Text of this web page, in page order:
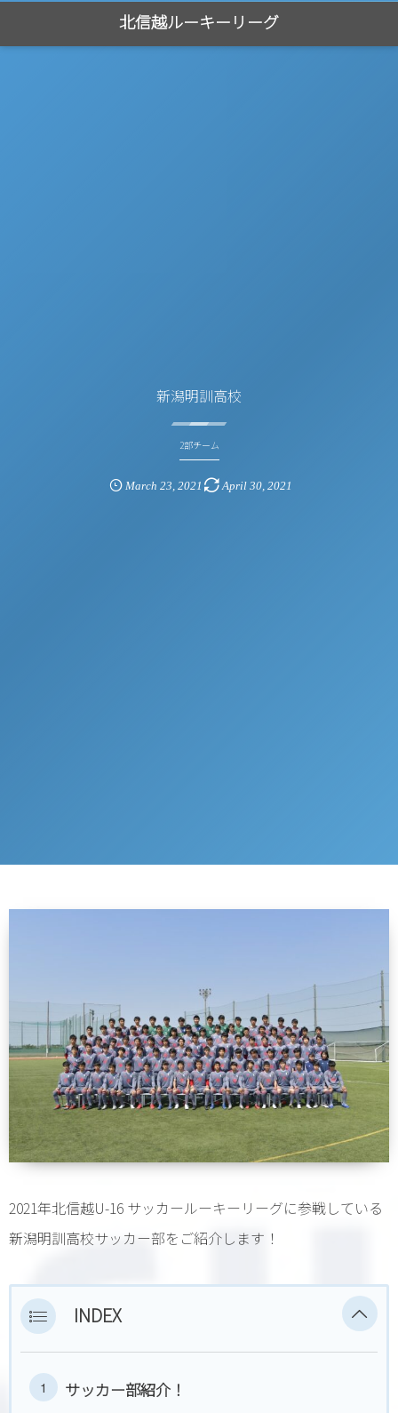
北信越ルーキーリーグ
新潟明訓高校
2部チーム
March 23 2021 April 30, 2021
2021年北信越U-16 サッカールーキーリーグに参戦している
新潟明訓高校サッカー部をご紹介します！
INDEX
サッカー部紹介！